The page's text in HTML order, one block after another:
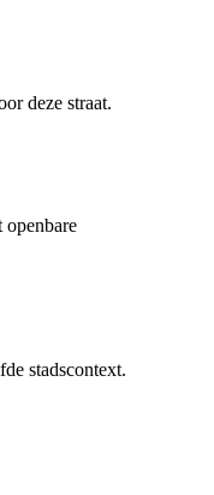
deze straat.
openbare
stadscontext.